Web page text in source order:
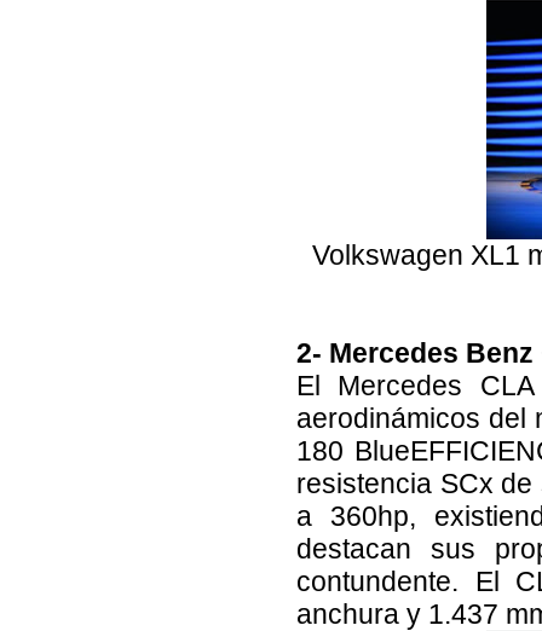
Volkswagen XL1
2- Mercedes Benz
El Mercedes
aerodinámicos del
180
resistencia SCx de
a 360hp,
destacan sus
contundente. El
anchura y 1.437